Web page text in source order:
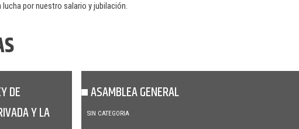
por nuestro salario y jubilación.
DE
Y LA
ASAMBLEA GENERAL
SIN CATEGORIA